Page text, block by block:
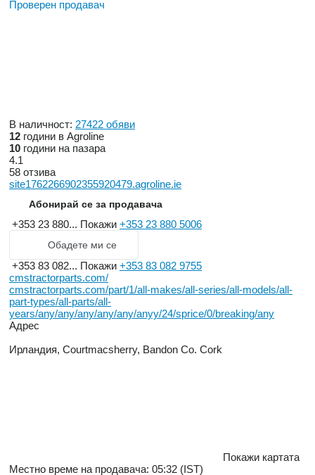
Проверен продавач
В наличност: 27422 обяви
12 години в Agroline
10 години на пазара
4.1
58 отзива
site1762266902355920479.agroline.ie
Абонирай се за продавача
+353 23 880... Покажи +353 23 880 5006
Обадете ми се
+353 83 082... Покажи +353 83 082 9755
cmstractorparts.com/
cmstractorparts.com/part/1/all-makes/all-series/all-models/all-
part-types/all-parts/all-
years/any/any/any/any/any/anyy/24/sprice/0/breaking/any
Адрес
Ирландия, Courtmacsherry, Bandon Co. Cork
Покажи картата
Местно време на продавача: 05:32 (IST)